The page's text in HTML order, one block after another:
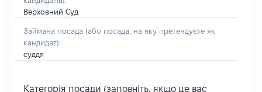
Верховний Суд
Займана посада (або посада, на яку претендуєте як
кандидат):
суддя
Категорія посади (заповніть, якщо це вас